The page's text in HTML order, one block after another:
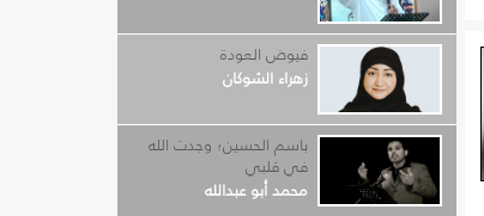
فيوض العودة
زهراء الشوكان
باسم الحسين؛ وجدت الله
في قلبي
محمد أبو عبدالله